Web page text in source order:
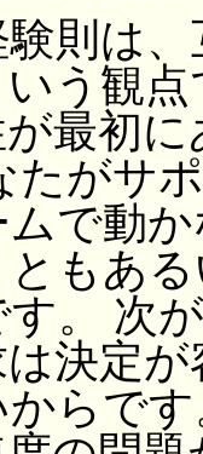
則は
う観
最初
たがサ
ムで動
もあ
。 次
決定
らで